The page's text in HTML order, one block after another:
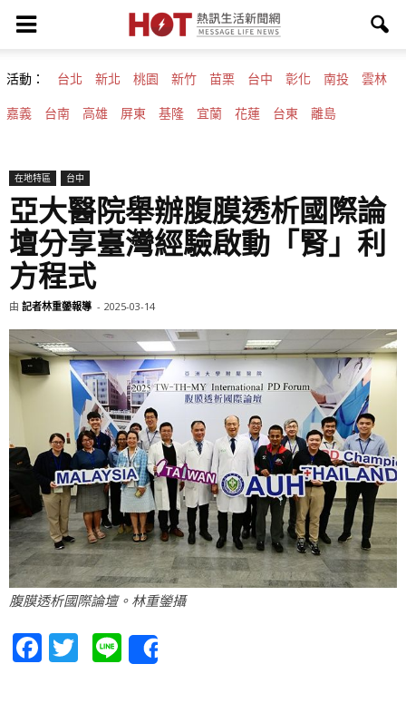
活動： 台北 新北 桃園 新竹 苗栗 台中 彰化 南投 雲林
嘉義 台南 高雄 屏東 基隆 宜蘭 花蓮 台東 離島
在地特區 台中
亞大醫院舉辦腹膜透析國際論
壇分享臺灣經驗啟動「腎」利
方程式
由 記者林重鎣報導 - 2025-03-14
腹膜透析國際論壇。林重鎣攝
Facebook
Twitter
Line